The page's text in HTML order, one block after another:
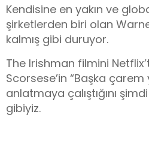
Kendisine en yakın ve
şirketlerden biri olan
kalmış gibi duruyor.
The Irishman filmini
Scorsese’in “Başka
anlatmaya çalıştığını
gibiyiz.